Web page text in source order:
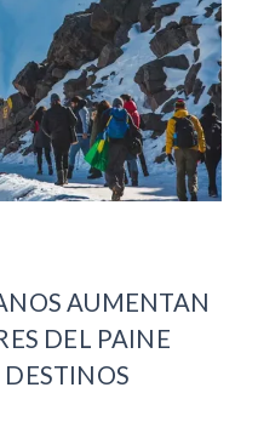
AUMENTAN
DEL PAINE
DESTINOS